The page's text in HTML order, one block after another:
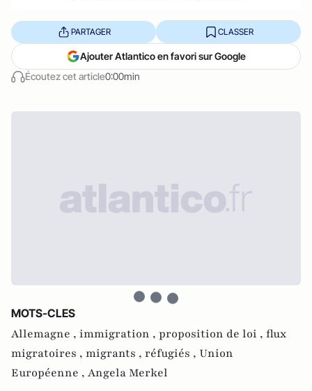
Écoutez cet article0:00min
PARTAGER CLASSER
Ajouter Atlantico en favori sur Google
MOTS-CLES
Allemagne , immigration , proposition de loi , flux
migratoires , migrants , réfugiés , Union
Européenne , Angela Merkel